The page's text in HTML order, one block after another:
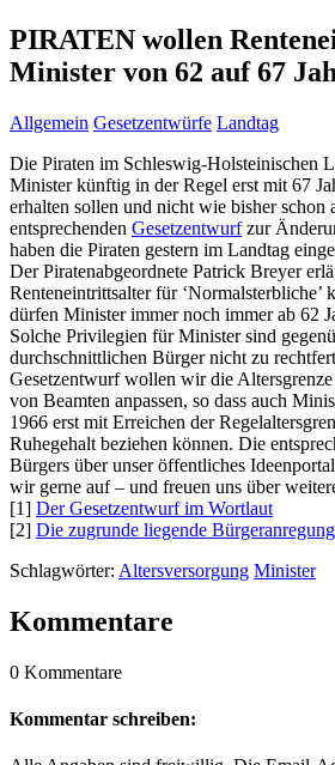
PIRATEN wollen
Minister von 62 auf 67
Allgemein Gesetzentwürfe Landtag
Die Piraten im Schleswig-Holsteinischen
Minister künftig in der Regel erst mit 67
erhalten sollen und nicht wie bisher schon
entsprechenden Gesetzentwurfzur
haben die Piraten gestern im Landtag
Der Piratenabgeordnete Patrick Breyer
Renteneintrittsalter für ‘Normalsterbliche’
dürfen Minister immer noch immer ab 62
Solche Privilegien für Minister sind
durchschnittlichen Bürger nicht zu
Gesetzentwurf wollen wir die
von Beamten anpassen, so dass auch
1966 erst mit Erreichen der
Ruhegehalt beziehen können. Die
Bürgers über unser öffentliches
wir gerne auf – und freuen uns über
[1] Der Gesetzentwurf im Wortlaut
[2] Die zugrunde liegende Bürgeranregung
Schlagwörter: Altersversorgung Minister
Kommentare
0 Kommentare
Kommentar schreiben: